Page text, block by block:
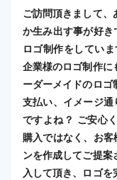
ご訪問頂きまして
か生み出す事が好
ロゴ制作をしてい
企業様のロゴ制作
ーダーメイドのロ
支払い、イメージ
ですよね？ ご安心
購入ではなく、お
ンを作成してご提
入して頂き、ロゴ